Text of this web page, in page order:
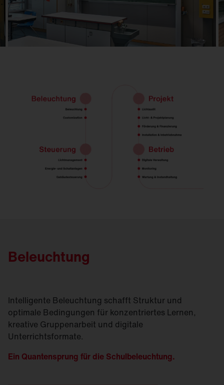
Beleuchtung
Intelligente Beleuchtung schafft Struktur und
optimale Bedingungen für konzentriertes Lernen,
kreative Gruppenarbeit und digitale
Unterrichtsformate.
Ein Quantensprung für die Schulbeleuchtung.